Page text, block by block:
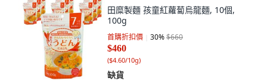
田糜製麵 孩童紅蘿蔔烏龍麵, 10個,
100g
首購折扣價 30%$660
$460
($4.60/10g)
缺貨